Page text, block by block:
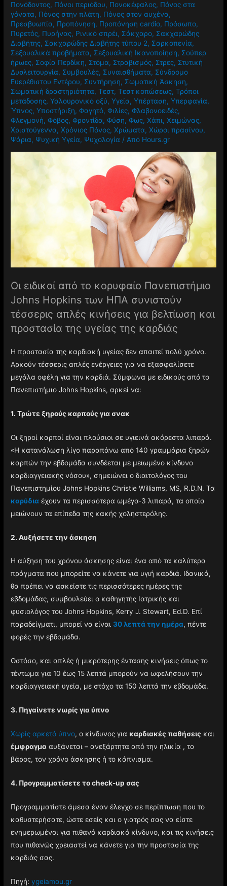
Πονόδοντος, Πόνοι περιόδου, Πονοκέφαλος, Πόνος στα
γόνατα, Πόνος στην πλάτη, Πόνος στον αυχένα,
Πρεσβυωπία, Προπόνηση, Προπόνηση cardio, Πρόσωπο,
Πυρετός, Πυρήνας, Ρινικό σπρέι, Σάκχαρο, Σακχαρώδης
Διαβήτης, Σακχαρώδης Διαβήτης τύπου 2, Σαρκοπενία,
Σεξουαλικά προβήματα, Σεξουαλική Ικανοποίηση, Σούπερ
ήρωες, Σοφία Περδίκη, Στόμα, Στραβισμός, Στρες, Στυτική
Δυσλειτουργία, Συμβουλές, Συναισθήματα, Σύνδρομο
Ευερέθιστου Εντέρου, Συντήρηση, Σωματική Άσκηση,
Σωματική δραστηριότητα,Τεστ,Τεστ κοπώσεως,Τρόποι
μετάδοσης,Υαλουρονικό οξύ,Υγεία,Υπέρταση,Υπερφαγία,
Ύπνος,Υποστήριξη,Φαγητό,Φιλίες,Φλαβονοειδές,
Φλεγμονή,Φόβος,Φροντίδα,Φύση,Φως,Χάπι,Χειμώνας,
Χριστούγεννα,Χρόνιος Πόνος,Χρώματα,Χώροι πρασίνου,
Ψάρια, Ψυχική Υγεία, Ψυχολογία / Από Hours.gr
Οι ειδικοί από το κορυφαίο Πανεπιστήμιο
Johns Hopkins των ΗΠΑ συνιστούν
τέσσερις απλές κινήσεις για βελτίωση και
προστασία της υγείας της καρδιάς
Η προστασία της καρδιακή υγείας δεν απαιτεί πολύ χρόνο.
Αρκούν τέσσερις απλές ενέργειες για να εξασφαλίσετε
μεγάλα οφέλη για την καρδιά. Σύμφωνα με ειδικούς από το
Πανεπιστήμιο Johns Hopkins, αρκεί να:
1. Τρώτε ξηρούς καρπούς για σνακ
Οι ξηροί καρποί είναι πλούσιοι σε υγιεινά ακόρεστα λιπαρά.
«Η κατανάλωση λίγο παραπάνω από 140 γραμμάρια ξηρών
καρπών την εβδομάδα συνδέεται με μειωμένο κίνδυνο
καρδιαγγειακής νόσου», σημειώνει ο διαιτολόγος του
Πανεπιστημίου Johns Hopkins Christie Williams, MS, R.D.N. Τα
καρύδια έχουν τα περισσότερα ωμέγα-3 λιπαρά, τα οποία
μειώνουν τα επίπεδα της κακής χοληστερόλης.
2. Αυξήσετε την άσκηση
Η αύξηση του χρόνου άσκησης είναι ένα από τα καλύτερα
πράγματα που μπορείτε να κάνετε για υγιή καρδιά. Ιδανικά,
θα πρέπει να ασκείστε τις περισσότερες ημέρες της
εβδομάδας, συμβουλεύει ο καθηγητής Ιατρικής και
φυσιολόγος του Johns Hopkins, Kerry J. Stewart, Ed.D. Επί
παραδείγματι, μπορεί να είναι30 λεπτά την ημέρα, πέντε
φορές την εβδομάδα.
Ωστόσο, και απλές ή μικρότερης έντασης κινήσεις όπως το
τέντωμα για 10 έως 15 λεπτά μπορούν να ωφελήσουν την
καρδιαγγειακή υγεία, με στόχο τα 150 λεπτά την εβδομάδα.
3. Πηγαίνετε νωρίς για ύπνο
Χωρίς αρκετό ύπνο, ο κίνδυνος για καρδιακές παθήσεις και
έμφραγμα αυξάνεται – ανεξάρτητα από την ηλικία , το
βάρος, τον χρόνο άσκησης ή το κάπνισμα.
4. Προγραμματίσετε το check-up σας
Προγραμματίστε άμεσα έναν έλεγχο σε περίπτωση που το
καθυστερήσατε, ώστε εσείς και ο γιατρός σας να είστε
ενημερωμένοι για πιθανό καρδιακό κίνδυνο, και τις κινήσεις
που πιθανώς χρειαστεί να κάνετε για την προστασία της
καρδιάς σας.
Πηγή:ygeiamou.gr